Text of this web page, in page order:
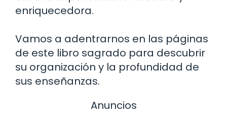
enriquecedora.
Vamos a adentrarnos en las páginas
de este libro sagrado para descubrir
su organización y la profundidad de
sus enseñanzas.
Anuncios